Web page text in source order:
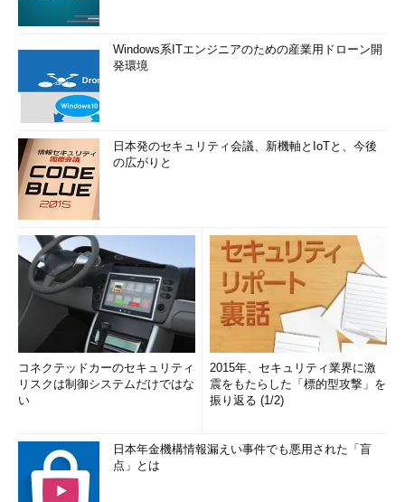
Windows系ITエンジニアのための産業用ドローン開
発環境
日本発のセキュリティ会議、新機軸とIoTと、今後
の広がりと
コネクテッドカーのセキュリティ
リスクは制御システムだけではな
い
2015年、セキュリティ業界に激
震をもたらした「標的型攻撃」を
振り返る (1/2)
日本年金機構情報漏えい事件でも悪用された「盲
点」とは